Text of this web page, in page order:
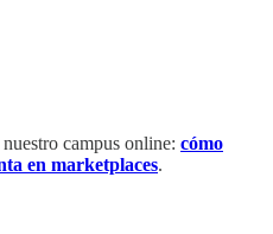
campus online: cómo
en marketplaces.